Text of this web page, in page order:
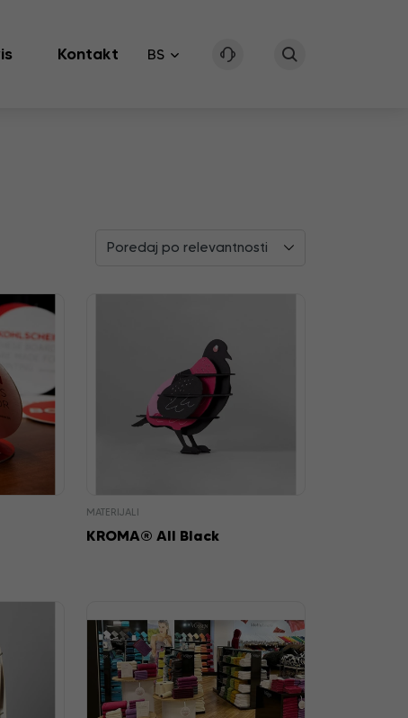
Kontakt BS
Poredaj po relevantnosti
MATERIJALI
KROMA® All Black